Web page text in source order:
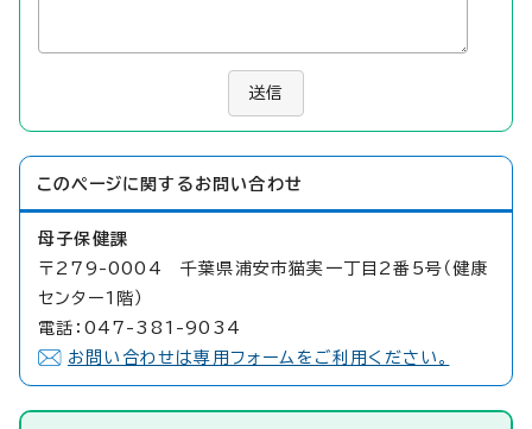
送信
このページに関する お問い合わせ
母子保健課
〒279-0004 千葉県浦安市猫実一丁目2番5号（健康
センター1階）
電話：047-381-9034
お問い合わせは専用フォームをご利用ください。